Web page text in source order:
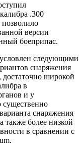
.300
версии
боеприпас.
следующими
снаряжения
широкой
в
и у
существенно
снаряжения
более низкой
в сравнении с